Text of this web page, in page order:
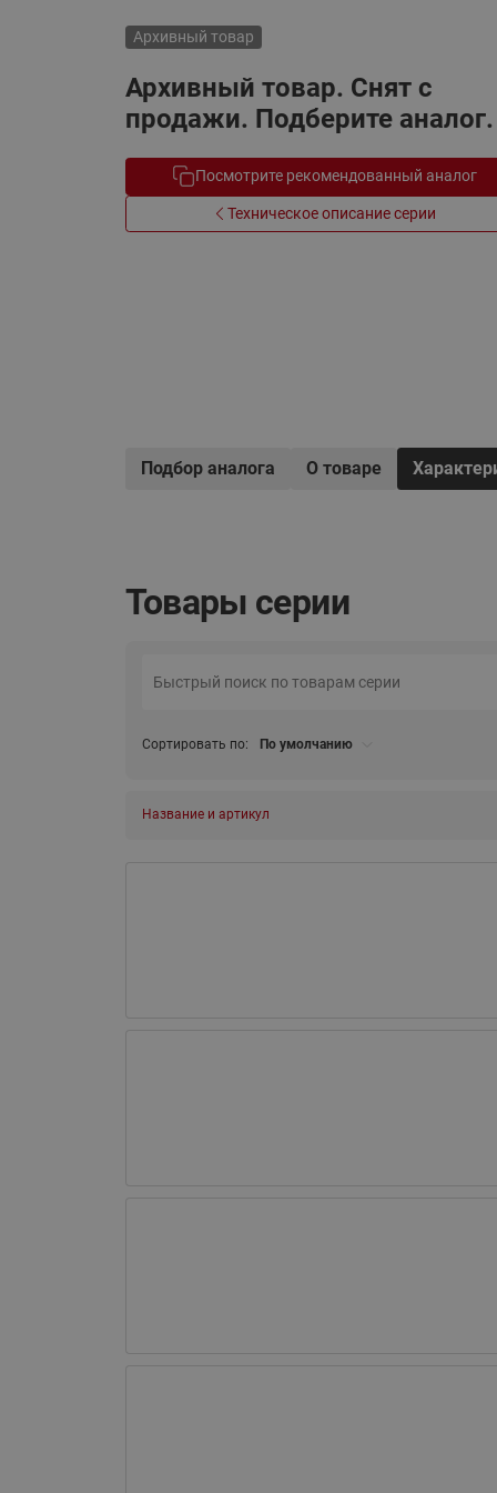
Системы водоснабжения
Архивный товар
Архивный товар. Снят с
продажи. Подберите аналог.
Посмотрите рекомендованный аналог
Техническое описание серии
Подбор аналога О товаре
Товары серии
Сортировать по: По умолчанию
Название и артикул